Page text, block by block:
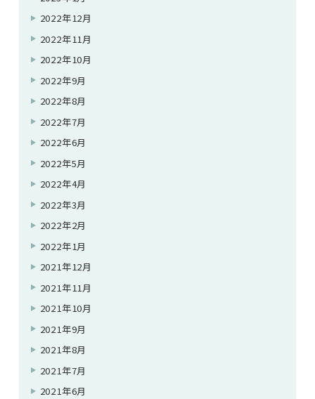
2022年12月
2022年11月
2022年10月
2022年9月
2022年8月
2022年7月
2022年6月
2022年5月
2022年4月
2022年3月
2022年2月
2022年1月
2021年12月
2021年11月
2021年10月
2021年9月
2021年8月
2021年7月
2021年6月